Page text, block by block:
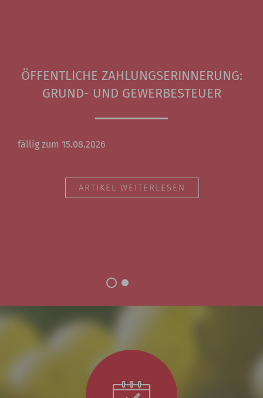
ÖFFENTLICHE ZAHLUNGSERINNERUNG:
GRUND- UND GEWERBESTEUER
fällig zum 15.08.2026
ARTIKEL WEITERLESEN